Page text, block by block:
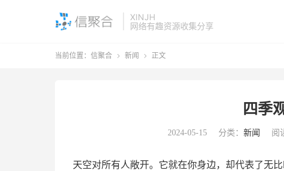
XINJH
网络有趣资源收集分享
当前位置： 信聚合  新闻  正文
四季
2024-05-15 分类： 新闻 阅
天空对所有人敞开。它就在你身边，却代表了无